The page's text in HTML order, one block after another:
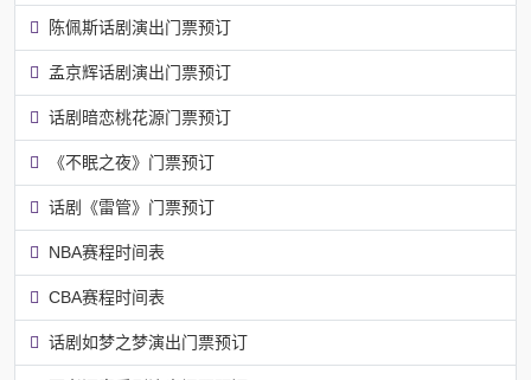
陈佩斯话剧演出门票预订
孟京辉话剧演出门票预订
话剧暗恋桃花源门票预订
《不眠之夜》门票预订
话剧《雷管》门票预订
NBA赛程时间表
CBA赛程时间表
话剧如梦之梦演出门票预订